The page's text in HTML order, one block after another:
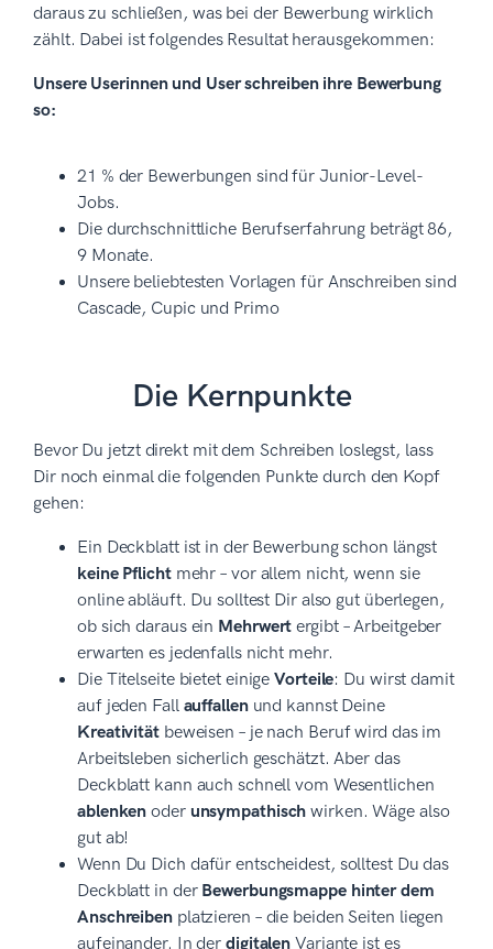
daraus zu schließen, was bei der Bewerbung wirklich
zählt. Dabei ist folgendes Resultat herausgekommen:
Unsere Userinnen und User schreiben ihre Bewerbung
so:
21 % der Bewerbungen sind für Junior-Level-
Jobs.
Die durchschnittliche Berufserfahrung beträgt 86,
9 Monate.
Unsere beliebtesten Vorlagen für Anschreiben sind
Cascade, Cupic und Primo
Die Kernpunkte
Bevor Du jetzt direkt mit dem Schreiben loslegst, lass
Dir noch einmal die folgenden Punkte durch den Kopf
gehen:
Ein Deckblatt ist in der Bewerbung schon längst
keine Pflicht mehr – vor allem nicht, wenn sie
online abläuft. Du solltest Dir also gut überlegen,
ob sich daraus ein Mehrwertergibt – Arbeitgeber
erwarten es jedenfalls nicht mehr.
Die Titelseite bietet einigeVorteile: Du wirst damit
auf jeden Fall auffallen und kannst Deine
Kreativität beweisen – je nach Beruf wird das im
Arbeitsleben sicherlich geschätzt. Aber das
Deckblatt kann auch schnell vom Wesentlichen
ablenkenoder unsympathischwirken. Wäge also
gut ab!
Wenn Du Dich dafür entscheidest, solltest Du das
Deckblatt in der Bewerbungsmappe hinter dem
Anschreibenplatzieren – die beiden Seiten liegen
aufeinander. In derdigitalenVariante ist es